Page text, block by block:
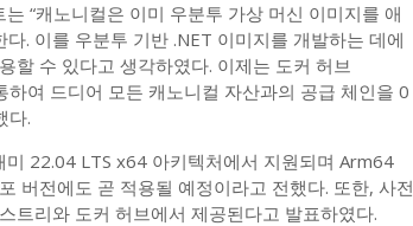
“캐노니컬은 이미 우분투 가상 머신 이미지를 애
. 이를 우분투 기반 .NET 이미지를 개발하는 데에
할 수 있다고 생각하였다. 이제는 도커 허브
여 드디어 모든 캐노니컬 자산과의 공급 체인을 0
다.
22.04 LTS x64 아키텍처에서 지원되며 Arm64
버전에도 곧 적용될 예정이라고 전했다. 또한, 사전
트리와 도커 허브에서 제공된다고 발표하였다.